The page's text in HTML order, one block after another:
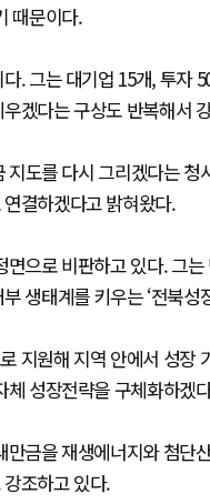
때문이다.
. 그는 대기업 15개, 투자
겠다는 구상도 반복해서
지도를 다시 그리겠다는
결하겠다고 밝혀왔다.
으로 비판하고 있다. 그
생태계를 키우는 ‘전북성
지원해 지역 안에서 성장
체 성장전략을 구체화하겠
금을 재생에너지와 첨단
조하고 있다.